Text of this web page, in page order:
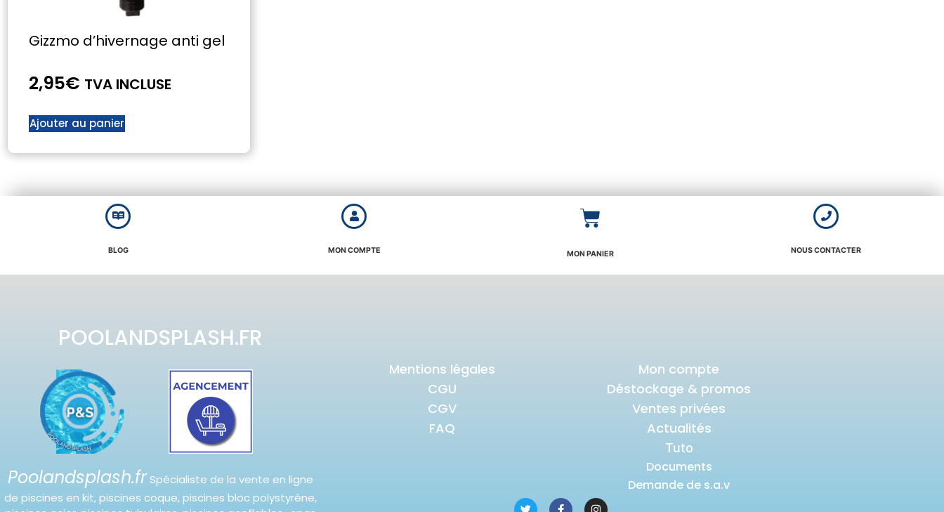
Gizzmo d’hivernage anti gel
2,95€ TVA INCLUSE
Ajouter au panier
BLOG MON COMPTE MON PANIER NOUS CONTACTER
POOLANDSPLASH.FR
Poolandsplash.frSpécialiste de la vente en ligne
de piscines en kit, piscines coque, piscines bloc polystyrène,
Mentions légales
CGU
CGV
FAQ
Mon compte
Déstockage & promos
Ventes privées
Actualités
Tuto
Documents
Demande de s.a.v